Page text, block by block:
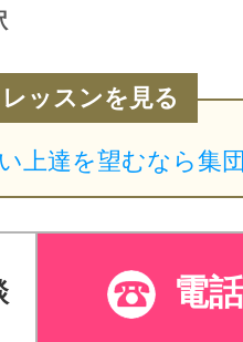
ッスンを見る
電